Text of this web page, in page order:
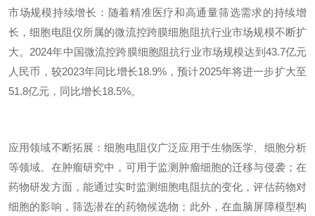
市场规模持续增长：随着精准医疗和高通量筛选需求的持续增
长，细胞电阻仪所属的微流控跨膜细胞阻抗行业市场规模不断扩
大。2024年中国微流控跨膜细胞阻抗行业市场规模达到43.7亿元
人民币，较2023年同比增长18.9%，预计2025年将进一步扩大至
51.8亿元，同比增长18.5%。
应用领域不断拓展：细胞电阻仪广泛应用于生物医学、细胞分析
等领域。在肿瘤研究中，可用于监测肿瘤细胞的迁移与侵袭；在
药物研发方面，能通过实时监测细胞电阻抗的变化，评估药物对
细胞的影响，筛选潜在的药物候选物；此外，在血脑屏障模型构